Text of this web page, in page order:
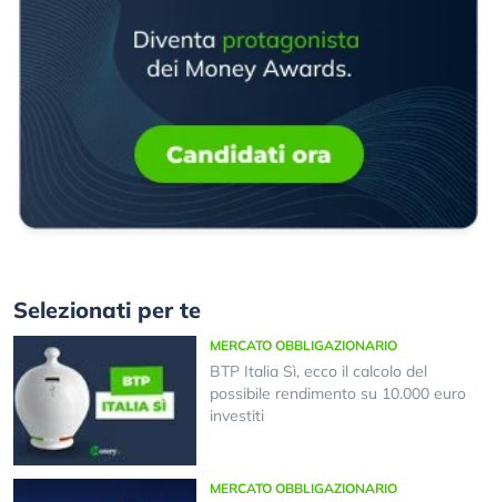
Selezionati per te
MERCATO OBBLIGAZIONARIO
BTP Italia Sì, ecco il calcolo del
possibile rendimento su 10.000 euro
investiti
MERCATO OBBLIGAZIONARIO